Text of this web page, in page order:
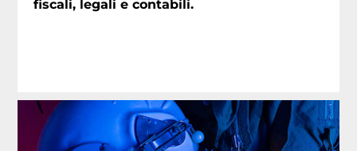
fiscali, legali e contabili.